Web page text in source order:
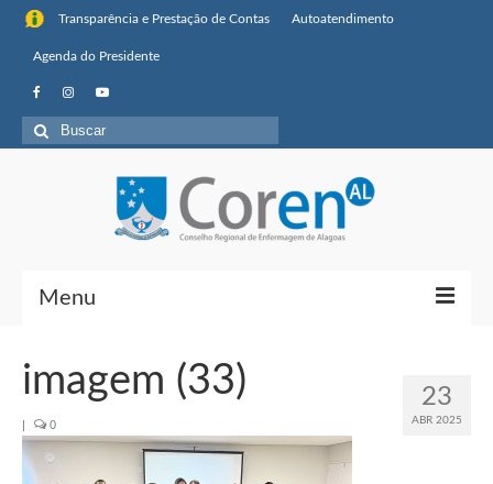
Transparência e Prestação de Contas Autoatendimento
Agenda do Presidente
Buscar
por:
Menu
Sobre o Coren-AL
Missão, visão de futuro e valores
23
ABR 2025
imagem (33)
| 0